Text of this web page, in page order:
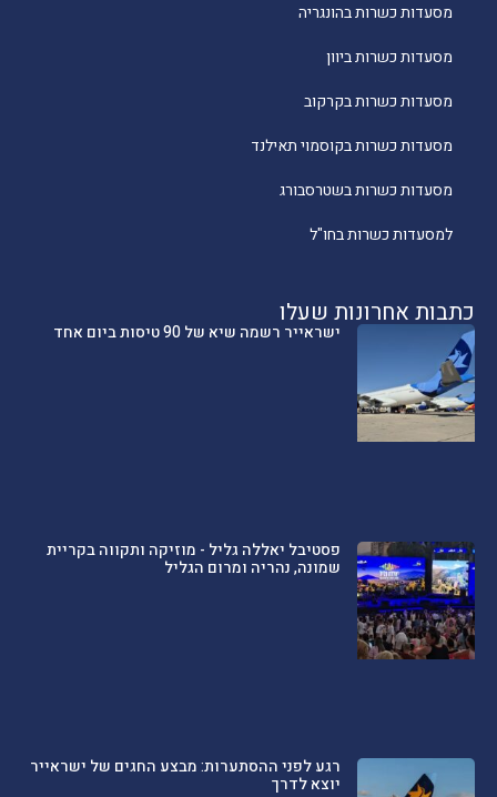
כתבות אחרונות שעלו
ישראייר רשמה שיא של 90 טיסות ביום אחד
פסטיבל יאללה גליל - מוזיקה ותקווה בקריית
שמונה, נהריה ומרום הגליל
רגע לפני ההסתערות: מבצע החגים של ישראייר
יוצא לדרך
מסעדות כשרות בהונגריה
מסעדות כשרות ביוון
מסעדות כשרות בקרקוב
מסעדות כשרות בקוסמוי תאילנד
מסעדות כשרות בשטרסבורג
למסעדות כשרות בחו"ל